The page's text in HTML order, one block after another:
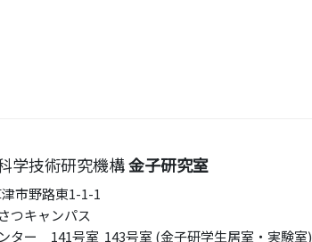
学技術研究機構金子研究室
市野路東1-1-1
つキャンパス
ター 141号室 143号室 (金子研学生居室・実験室)